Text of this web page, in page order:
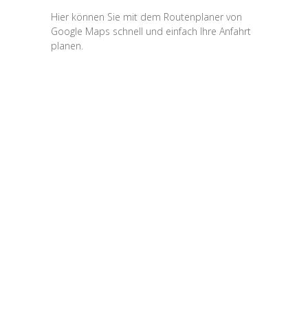
Hier können Sie mit dem Routenplaner von
Google Maps schnell und einfach Ihre Anfahrt
planen.